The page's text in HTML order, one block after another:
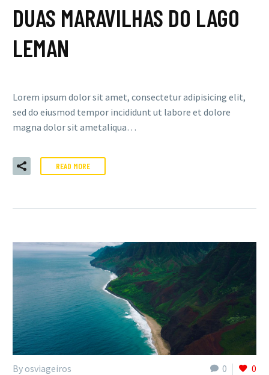
DUAS MARAVILHAS DO LAGO
LEMAN
Lorem ipsum dolor sit amet, consectetur adipisicing elit,
sed do eiusmod tempor incididunt ut labore et dolore
magna dolor sit ametaliqua…
READ MORE
0 0
By osviageiros